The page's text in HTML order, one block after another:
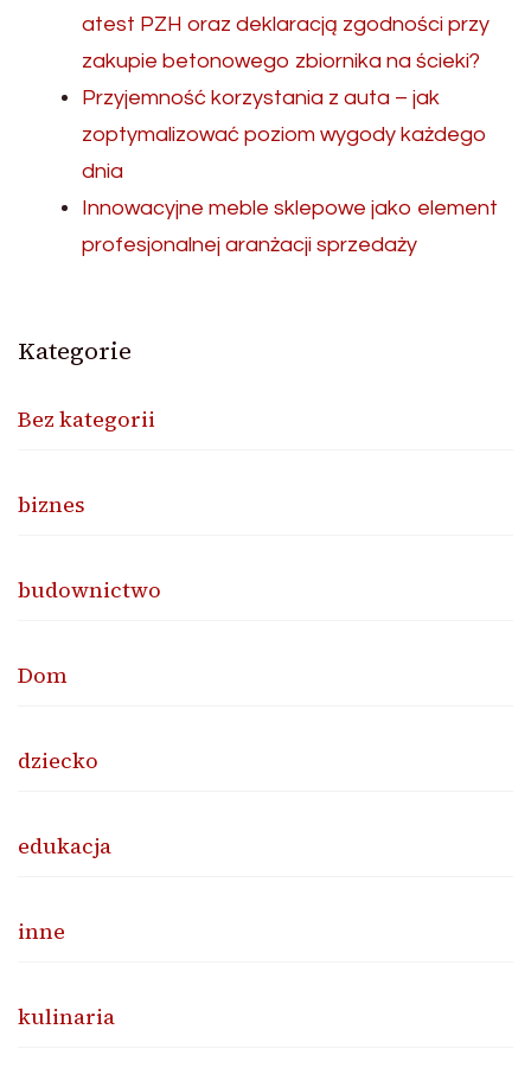
atest PZH oraz deklaracją zgodności przy
zakupie betonowego zbiornika na ścieki?
Przyjemność korzystania z auta – jak
zoptymalizować poziom wygody każdego
dnia
Innowacyjne meble sklepowe jako element
profesjonalnej aranżacji sprzedaży
Kategorie
Bez kategorii
biznes
budownictwo
Dom
dziecko
edukacja
inne
kulinaria